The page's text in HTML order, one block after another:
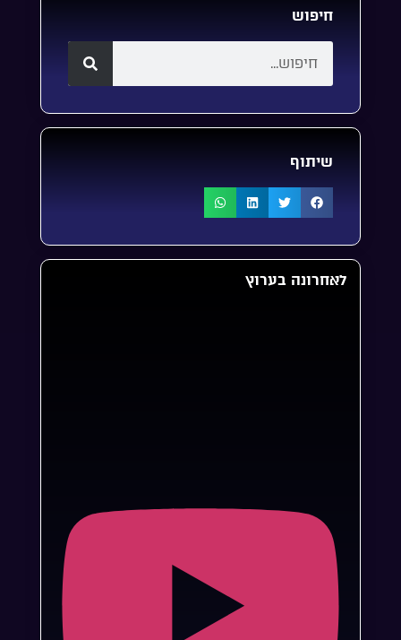
חיפוש
שיתוף
לאחרונה בערוץ